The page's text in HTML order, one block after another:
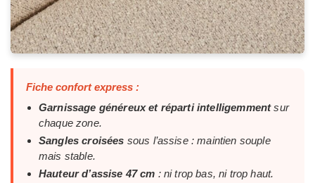
Fiche confort express :
Garnissage généreux et réparti intelligemmentsur
chaque zone.
Sangles croisées sous l’assise : maintien souple
mais stable.
Hauteur d’assise 47 cm : ni trop bas, ni trop haut.